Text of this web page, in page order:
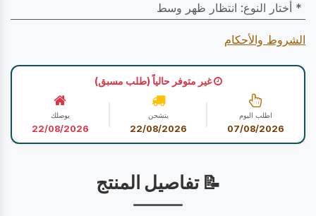
* أختار النوع: انتظار ظهر وسط
الشروط والأحكام
غير متوفر حالياً (طلب مسبق)
اطلب اليوم
07/08/2026
يتشحن
22/08/2026
يوصلك
22/08/2026
📝 تفاصيل المنتج